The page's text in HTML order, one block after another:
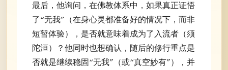
最后，他询问，在佛教体系中，如果真正证悟
了“无我”（在身心灵都准备好的情况下，而非
短暂体验），是否就意味着成为了入流者（须
陀洹）？他同时也想确认，随后的修行重点是
否就是继续稳固“无我”（或“真空妙有”），并